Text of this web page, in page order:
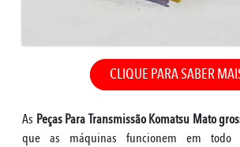
As Peças Para Transmissão Komatsu Mato
que as máquinas funcionem em todo
CLIQUE PARA SABER